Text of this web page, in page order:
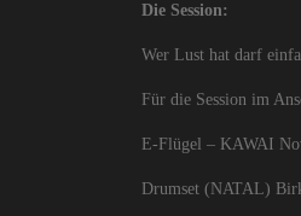
Die Session:
Wer Lust hat darf
Für die Session im
E-Flügel – KAWAI
Drumset (NATAL)